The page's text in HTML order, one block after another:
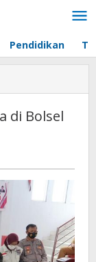
Pendidikan
di Bolsel